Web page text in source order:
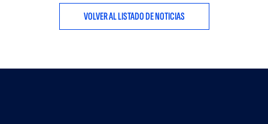
VOLVER AL LISTADO DE NOTICIAS